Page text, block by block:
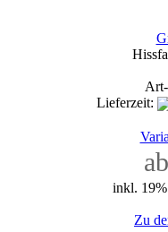
Lieferzeit:
inkl.
Zu